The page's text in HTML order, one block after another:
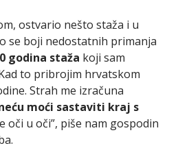
ostvario nešto staža i u
se boji nedostatnih primanja
godina staža koji sam
to pribrojim hrvatskom
Strah me izračuna
moći sastaviti kraj s
oči u oči”, piše nam gospodin